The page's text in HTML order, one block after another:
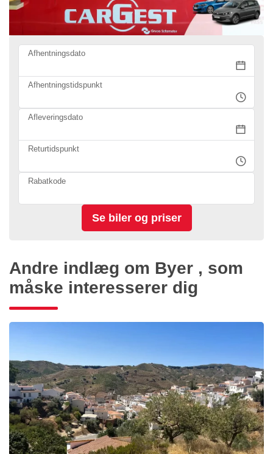
Afhentningsdato
Afhentningstidspunkt
Afleveringsdato
Returtidspunkt
Rabatkode
Andre indlæg om Byer , som
måske interesserer dig